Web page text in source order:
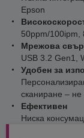
Epson
50ppm/100ipm,
Мрежова
USB 3.2 Gen1,
Удобен за
сканиране – не
Ефективен
Ниска